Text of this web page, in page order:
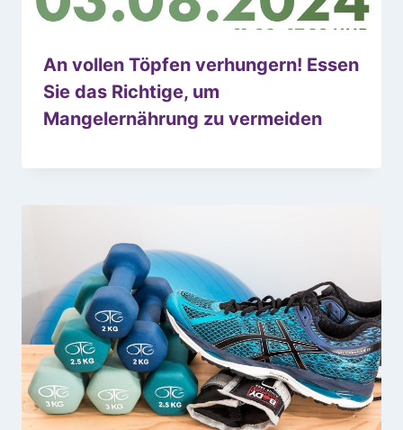
An vollen Töpfen verhungern! Essen
Sie das Richtige, um
Mangelernährung zu vermeiden